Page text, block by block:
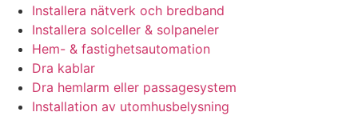
Installera nätverk och bredband
Installera solceller & solpaneler
Hem- & fastighetsautomation
Dra kablar
Dra hemlarm eller passagesystem
Installation av utomhusbelysning